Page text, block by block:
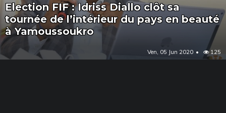
Election FIF : Idriss Diallo clôt sa
tournée de l’intérieur du pays en beauté
à Yamoussoukro
Ven, 05 Jun 2020 125